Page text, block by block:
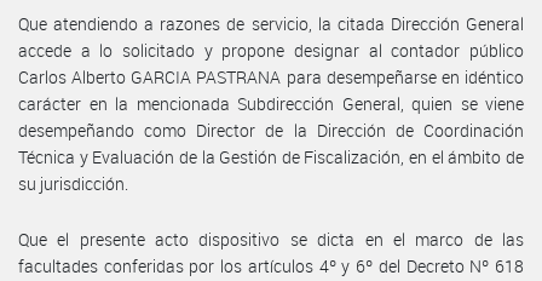
Que atendiendo a razones de servicio, la citada Dirección General
accede a lo solicitado y propone designar al contador público
Carlos Alberto GARCIA PASTRANA para desempeñarse en idéntico
carácter en la mencionada Subdirección General, quien se viene
desempeñando como Director de la Dirección de Coordinación
Técnica y Evaluación de la Gestión de Fiscalización, en el ámbito de
su jurisdicción.
Que el presente acto dispositivo se dicta en el marco de las
facultades conferidas por los artículos 4º y 6º del Decreto Nº 618